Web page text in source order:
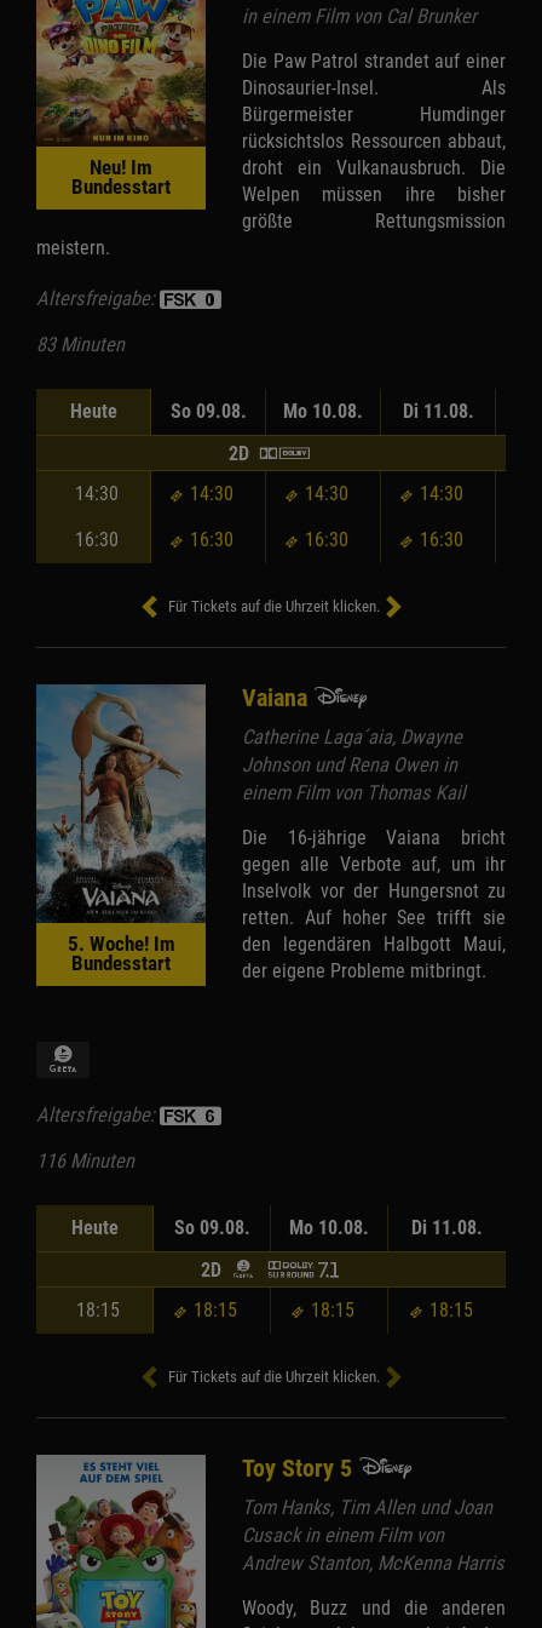
Neu! Im
Bundesstart
in einem Film von Cal Brunker
Die Paw Patrol strandet auf einer
Dinosaurier-Insel. Als
Bürgermeister Humdinger
rücksichtslos Ressourcen abbaut,
droht ein Vulkanausbruch. Die
Welpen müssen ihre bisher
größte Rettungsmission
meistern.
Altersfreigabe:
83 Minuten
Heute So 09.08. Mo 10.08. Di 11.08.
14:30 14:30 14:30 14:30
16:30
16:30 16:30 16:30
2D
Für Tickets auf die Uhrzeit klicken.
5. Woche! Im
Bundesstart
Vaiana
Catherine Laga´aia, Dwayne
Johnson und Rena Owen in
einem Film von Thomas Kail
Die 16-jährige Vaiana bricht
gegen alle Verbote auf, um ihr
Inselvolk vor der Hungersnot zu
retten. Auf hoher See trifft sie
den legendären Halbgott Maui,
der eigene Probleme mitbringt.
Altersfreigabe:
116 Minuten
Heute So 09.08. Mo 10.08. Di 11.08.
18:15 18:15 18:15 18:15
2D
Für Tickets auf die Uhrzeit klicken.
Toy Story 5
Tom Hanks, Tim Allen und Joan
Cusack in einem Film von
Andrew Stanton, McKenna Harris
Woody, Buzz und die anderen